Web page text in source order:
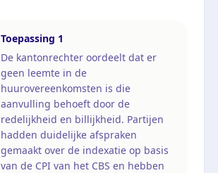
Toepassing 1
De kantonrechter oordeelt dat er
geen leemte in de
huurovereenkomsten is die
aanvulling behoeft door de
redelijkheid en billijkheid. Partijen
hadden duidelijke afspraken
gemaakt over de indexatie op basis
van de CPI van het CBS en hebben